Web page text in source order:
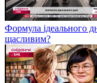
Формула ідеального
щасливим?